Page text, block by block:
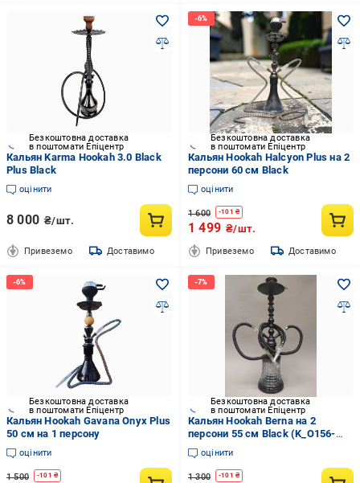
Безкоштовна доставка
в поштомати Епіцентр
Кальян Karma Hookah 3.0 Black
Plus Black
оцінити
8 000 ₴/шт.
Привеземо Доставимо
Безкоштовна доставка
в поштомати Епіцентр
Кальян Hookah Halcyon Plus на 2
персони 60 см Black
оцінити
1 600 -101 ₴
1 499 ₴/шт.
Привеземо Доставимо
Безкоштовна доставка
в поштомати Епіцентр
Кальян Hookah Gavana Onyx Plus
50 см на 1 персону
оцінити
1 500 -101 ₴
Безкоштовна доставка
в поштомати Епіцентр
Кальян Hookah Berna на 2
персони 55 см Black (K_O156-
2Black)
оцінити
1 300 -101 ₴